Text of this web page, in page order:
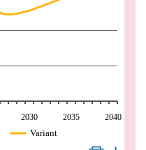
Variant
2030 2035 2040